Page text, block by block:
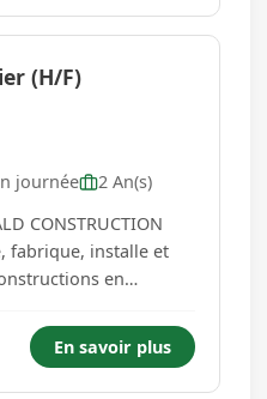
musé...
(H/F)
journée
2 An(s)
CONSTRUCTION
fabrique, installe et
en
l'ossature bois
En savoir plus